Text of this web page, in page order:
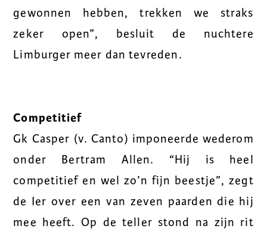
gewonnen hebben, trekken we straks
zeker open”, besluit de nuchtere
Limburger meer dan tevreden.
Competitief
Gk Casper (v. Canto) imponeerde wederom
onder Bertram Allen. “Hij is heel
competitief en wel zo’n fijn beestje”, zegt
de Ier over een van zeven paarden die hij
mee heeft. Op de teller stond na zijn rit